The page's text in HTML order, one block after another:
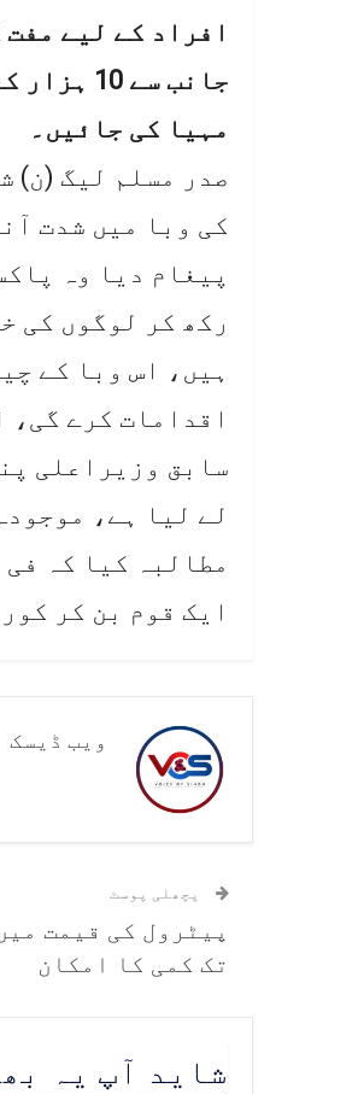
افراد کے لیے
جانب
مہیا کی جائیں۔
صدر مسلم لیگ (ن)
کی وبا میں شدت
پیغام دیا وہ
ہیں، اس وبا کے
اقدامات کرے گی،
سابق وزیراعلی
لے لیا ہے،
مطالبہ کیا کہ
ایک قوم بن کر
ویب ڈیسک
پچھلی پوسٹ
تک کمی کا امکان
شاید آپ یہ